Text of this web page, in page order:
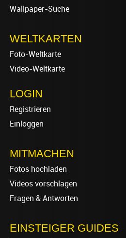
Wallpaper-Suche
WELTKARTEN
Foto-Weltkarte
Video-Weltkarte
LOGIN
Registrieren
Einloggen
MITMACHEN
Fotos hochladen
Videos vorschlagen
Fragen & Antworten
EINSTEIGER GUIDES